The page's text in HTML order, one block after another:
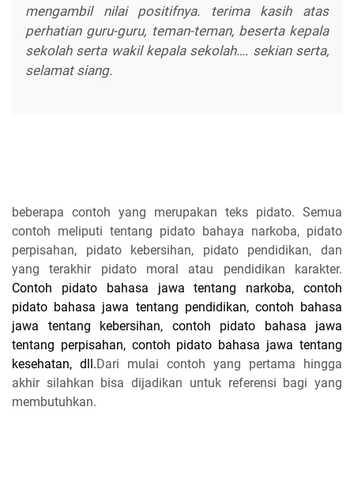
mengambil nilai positifnya. terima kasih atas
perhatian guru-guru, teman-teman, beserta kepala
sekolah serta wakil kepala sekolah…. sekian serta,
selamat siang.
beberapa contoh yang merupakan teks pidato. Semua
contoh meliputi tentang pidato bahaya narkoba, pidato
perpisahan, pidato kebersihan, pidato pendidikan, dan
yang terakhir pidato moral atau pendidikan karakter.
Contoh pidato bahasa jawa tentang narkoba, contoh
pidato bahasa jawa tentang pendidikan, contoh bahasa
jawa tentang kebersihan, contoh pidato bahasa jawa
tentang perpisahan, contoh pidato bahasa jawa tentang
kesehatan, dll.Dari mulai contoh yang pertama hingga
akhir silahkan bisa dijadikan untuk referensi bagi yang
membutuhkan.